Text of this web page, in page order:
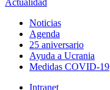
Actualidad
Noticias
Agenda
25 aniversario
Ayuda a Ucrania
Medidas COVID-19
Intranet